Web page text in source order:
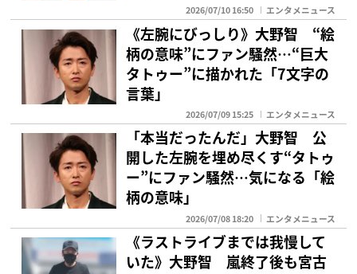
2026/07/10 16:50 エンタメニュース
《左腕にびっしり》大野智 “絵
柄の意味”にファン騒然…“巨大
タトゥー”に描かれた「7文字の
言葉」
2026/07/09 15:25 エンタメニュース
「本当だったんだ」大野智 公
開した左腕を埋め尽くす“タトゥ
ー”にファン騒然…気になる「絵
柄の意味」
2026/07/08 18:20 エンタメニュース
《ラストライブまでは我慢して
いた》大野智 嵐終了後も宮古